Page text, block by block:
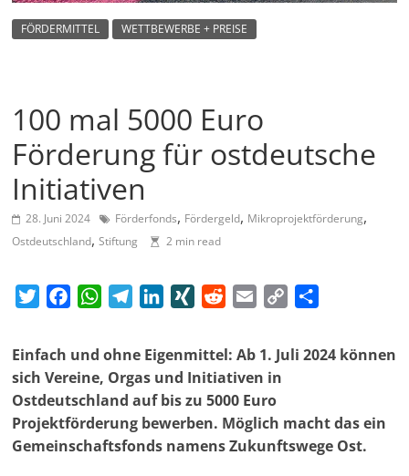
m
a
z
i
n
f
ü
r
o
i
a
l
-
M
FÖRDERMITTEL WETTBEWERBE + PREISE
100 mal 5000 Euro
Förderung für ostdeutsche
Initiativen
28. Juni 2024 Förderfonds, Fördergeld, Mikroprojektförderung,
Ostdeutschland,Stiftung 2 min read
i
t
t
e
r
e
o
o
W
s
p
g
a
k
e
I
N
G
d
d
i
t
p
n
n
Einfach und ohne Eigenmittel: Ab 1. Juli 2024 können
sich Vereine, Orgas und Initiativen in
Ostdeutschland auf bis zu 5000 Euro
Projektförderung bewerben. Möglich macht das ein
Gemeinschaftsfonds namens Zukunftswege Ost.